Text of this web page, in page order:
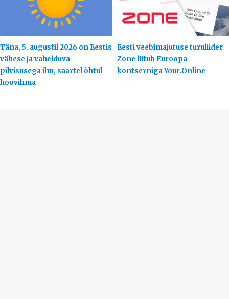
Täna, 5. augustil 2026 on Eestis
vähese ja vahelduva
pilvisusega ilm, saartel õhtul
hoovihma
Eesti veebimajutuse turuliider
Zone liitub Euroopa
kontserniga Your.Online